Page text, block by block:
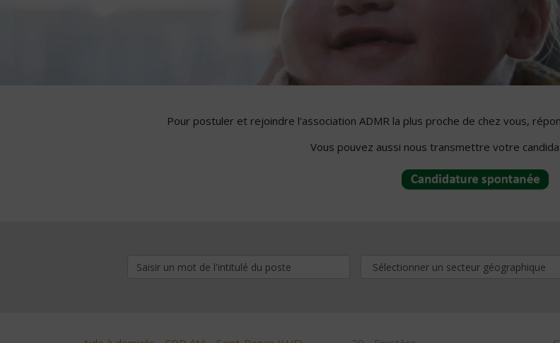
Pour postuler et rejoindre l'association ADMR la plus proche de chez vous,
Vous pouvez aussi nous transmettre votre